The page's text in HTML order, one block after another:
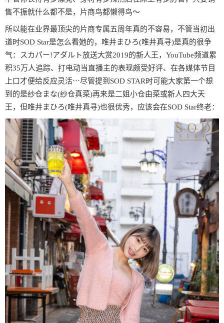
售不振就什么都不是，片商鸟都懒得鸟〜
所以能在业界最顶尖的片商专属五周年真的不容易，不管当初出
道时SOD Star是怎么看她的，唯井まひろ(唯井真寻)是真的很争
气：スカパー!アダルト放送大赏2019的新人王，YouTube频道累
积35万人追踪、打电动当直播主的表现颇受好评、在各媒体节目
上口才便给反应灵活⋯尽管提到SOD STAR时可能大家第一个想
到的是纱仓まな(纱仓真菜)再来是二姐小仓由菜或新人四大天
王，但唯井まひろ(唯井真寻)也很优秀，应该会在SOD Star终老：